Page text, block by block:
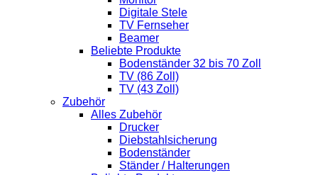
Digitale Stele
TV Fernseher
Beamer
Beliebte Produkte
Bodenständer 32 bis 70 Zoll
TV (86 Zoll)
TV (43 Zoll)
Zubehör
Alles Zubehör
Drucker
Diebstahlsicherung
Bodenständer
Ständer / Halterungen